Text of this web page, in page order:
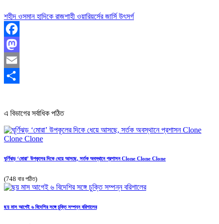
শহীদ ওসমান হাদিকে রাজশাহী ওয়ারিয়র্সের জার্সি উৎসর্গ
Facebook
Mastodon
Email
এ বিভাগের সর্বাধিক পঠিত
ঘূর্ণিঝড় ‘মোরা’ উপকূলের দিকে ধেয়ে আসছে, সর্তক অবস্থানে প্রশাসন Clone Clone Clone
(748 বার পঠিত)
ছয় মাস আগেই ৬ বিদেশির সঙ্গে চুক্তি সম্পন্ন বরিশালের